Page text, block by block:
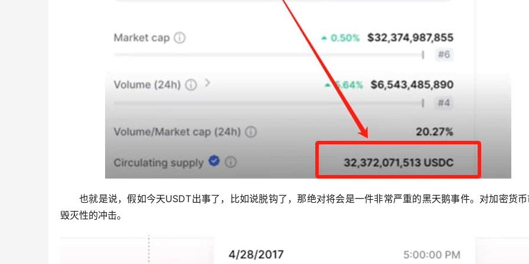
也就是说，假如今天USDT出事了，比如说脱钩了，那绝对将会是一件非常严重的黑天鹅事件。对加密货
毁灭性的冲击。